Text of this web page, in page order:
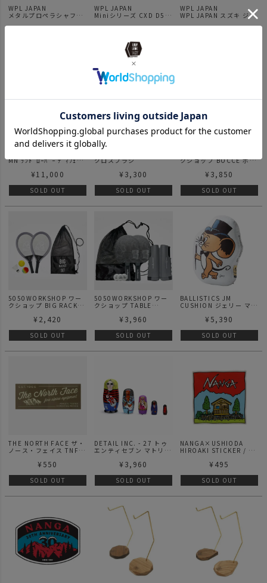
WPL JAPAN
メタルプロペラシャフト
¥2,200
WPL JAPAN
Miniシリーズ CXD D52
¥8,800
SOLD OUT
WPL JAPAN
WPL JAPAN スズキ ジム
¥12,800
MN ﾗﾝﾄﾞﾛｰﾊﾞｰ ﾃﾞｨﾌｪﾝ
¥11,000
SOLD OUT
クロスブラシ
¥ 3,300
SOLD OUT
クショップ BOCCE ボッ
¥ 3,850
SOLD OUT
5050WORKSHOP ワー
クショップ BIG RACKET
¥ 2,420
SOLD OUT
5050WORKSHOP ワー
クショップ TABLE
¥ 3,960
SOLD OUT
BALLISTICS JM
CUSHION ジェリー マル
¥ 5,390
SOLD OUT
THE NORTH FACE ザ・
ノース・フェイス TNF
パイン ノースフェイス
¥ 550
SOLD OUT
DETAIL INC. - 27 トゥ
エンティセブン マトリョ
¥ 3,960
SOLD OUT
NANGA×USHIODA
HIROAKI STICKER / ナ
ステッカー
¥ 495
SOLD OUT